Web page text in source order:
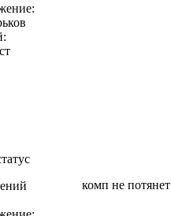
комп не потянет